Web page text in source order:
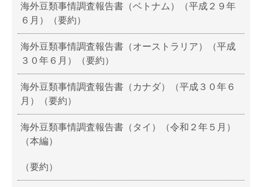
海外豆類事情調査報告書（ベトナム）（平成２９年
６月）（要約）
海外豆類事情調査報告書（オーストラリア）（平成
３０年６月）（要約）
海外豆類事情調査報告書（カナダ）（平成３０年６
月）（要約）
海外豆類事情調査報告書（タイ）（令和２年５月）
（本編）
（要約）